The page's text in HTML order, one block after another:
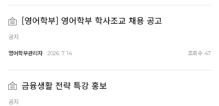
[영어학부] 영어학부 학사조교 채용 공고
공지
영어학부관리자 2026. 7. 14 조회수 47
금융생활 전략 특강 홍보
공지